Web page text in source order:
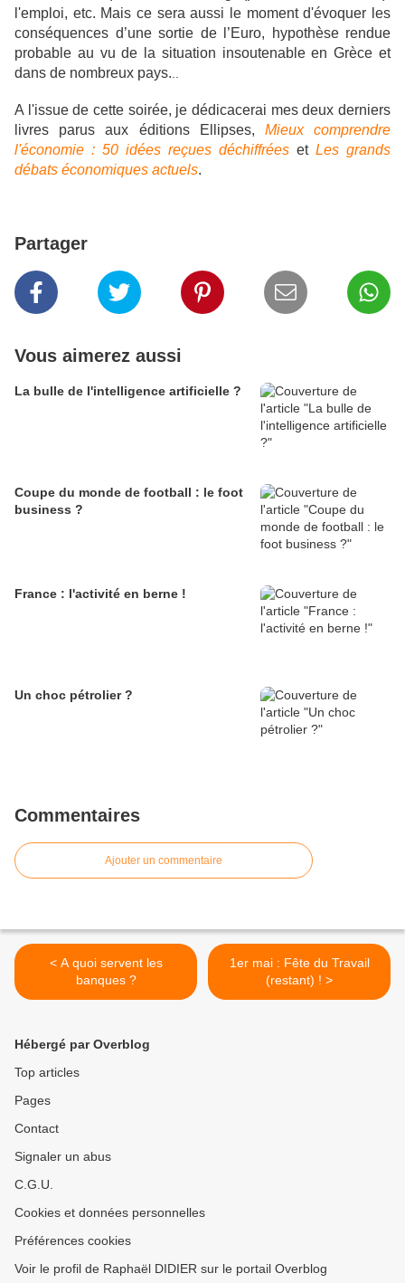
l'emploi, etc. Mais ce sera aussi le moment d'évoquer les
conséquences d’une sortie de l’Euro, hypothèse rendue
probable au vu de la situation insoutenable en Grèce et
dans de nombreux pays.
A l'issue de cette soirée, je dédicacerai mes deux derniers
livres parus aux éditions Ellipses, Mieux comprendre
l'économie : 50 idées reçues déchiffrées et Les grands
débats économiques actuels.
Partager
Vous aimerez aussi
La bulle de l'intelligence artificielle ?
Coupe du monde de football : le foot
business ?
France : l'activité en berne !
Un choc pétrolier ?
Commentaires
Ajouter un commentaire
< A quoi servent les
banques ?
1er mai : Fête du Travail
(restant) ! >
Hébergé par Overblog
Top articles
Pages
Contact
Signaler un abus
C.G.U.
Cookies et données personnelles
Préférences cookies
Voir le profil de Raphaël DIDIER sur le portail Overblog